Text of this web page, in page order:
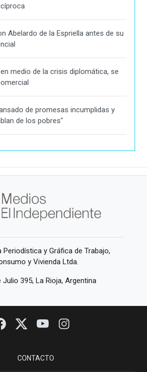
Abelardo de la Espriella antes de su
medio de la crisis diplomática, se
de promesas incumplidas y
de los pobres"
Periodística y Gráfica de Trabajo,
y Vivienda Ltda.
Julio 395, La Rioja, Argentina
CONTACTO